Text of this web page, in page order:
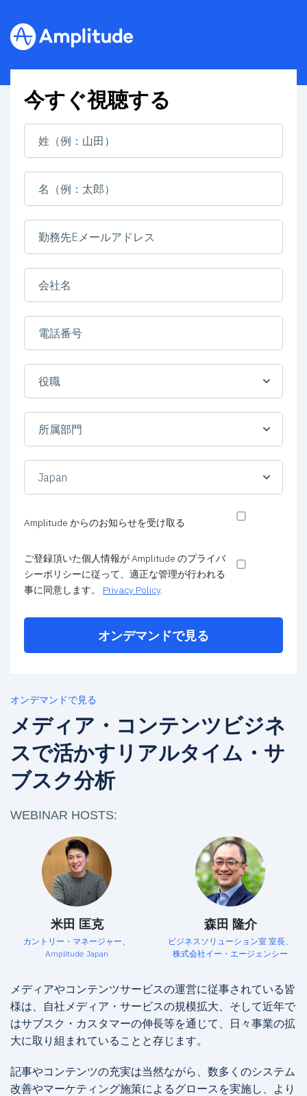
今すぐ視聴する
Amplitude からのお知らせを受け取る
ご登録頂いた個人情報が Amplitude のプライバ
シーポリシーに従って、適正な管理が行われる
事に同意します。 Privacy Policy.
オンデマンドで見る
オンデマンドで見る
メディア・コンテンツビジネ
スで活かすリアルタイム・サ
ブスク分析
WEBINAR HOSTS:
米田 匡克
カントリー・マネージャー、
Amplitude Japan
森田 隆介
ビジネスソリューション室 室長、
株式会社イー・エージェンシー
メディアやコンテンツサービスの運営に従事されている皆
様は、自社メディア・サービスの規模拡大、そして近年で
はサブスク・カスタマーの伸長等を通じて、日々事業の拡
大に取り組まれていることと存じます。
記事やコンテンツの充実は当然ながら、数多くのシステム
改善やマーケティング施策によるグロースを実施し、より